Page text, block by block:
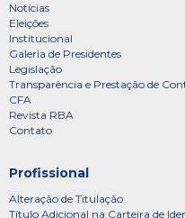
Notícias
Eleições
Institucional
Galeria de Presidentes
Legislação
Transparência e Prestação de
CFA
Revista RBA
Contato
Profissional
Alteração de Titulação
Título Adicional na Carteira de